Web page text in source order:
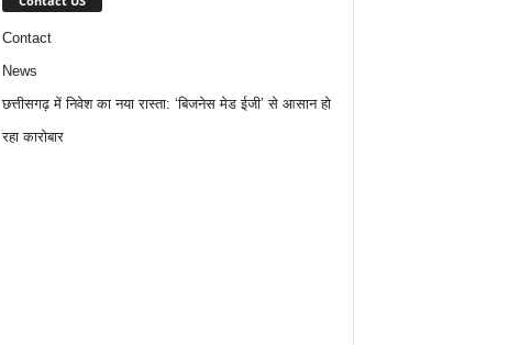
Contact
News
छत्तीसगढ़ में निवेश का नया रास्ता: ‘बिजनेस मेड ईजी’ से आसान हो
रहा कारोबार